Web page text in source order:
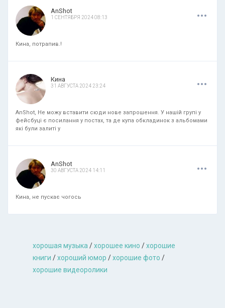
AnShot
1 СЕНТЯБРЯ 2024 08:13 ...
Кина, потрапив.!
Кина
31 АВГУСТА 2024 23:24 ...
AnShot, Не можу вставити сюди нове запрошення. У нашій групі у
фейсбуці є посилання у постах, та де купа обкладинок з альбомами
які були залиті у
AnShot
30 АВГУСТА 2024 14:11 ...
Кина, не пускає чогось
хорошая музыкa /хорошее кино /хорошие
книги /хороший юмор /хорошие фото /
хорошие видеоролики